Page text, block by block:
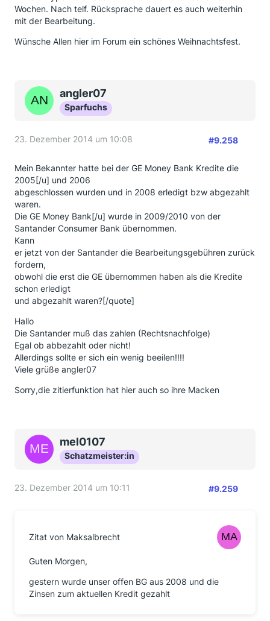
Wochen. Nach telf. Rücksprache dauert es auch weiterhin
mit der Bearbeitung.
Wünsche Allen hier im Forum ein schönes Weihnachtsfest.
angler07
Sparfuchs
23. Dezember 2014 um 10:08 #9.258
Mein Bekannter hatte bei der GE Money Bank Kredite die
2005[/u] und 2006
abgeschlossen wurden und in 2008 erledigt bzw abgezahlt
waren.
Die GE Money Bank[/u] wurde in 2009/2010 von der
Santander Consumer Bank übernommen.
Kann
er jetzt von der Santander die Bearbeitungsgebühren zurück
fordern,
obwohl die erst die GE übernommen haben als die Kredite
schon erledigt
und abgezahlt waren?[/quote]
Hallo
Die Santander muß das zahlen (Rechtsnachfolge)
Egal ob abbezahlt oder nicht!
Allerdings sollte er sich ein wenig beeilen!!!!
Viele grüße angler07
Sorry,die zitierfunktion hat hier auch so ihre Macken
mel0107
Schatzmeister:in
23. Dezember 2014 um 10:11 #9.259
Zitat von Maksalbrecht
Guten Morgen,
gestern wurde unser offen BG aus 2008 und die
Zinsen zum aktuellen Kredit gezahlt